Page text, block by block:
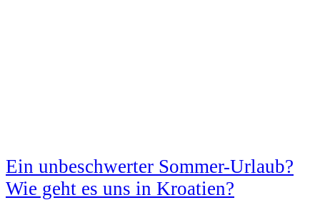
Ein unbeschwerter Sommer-Urlaub?
Wie geht es uns in Kroatien?